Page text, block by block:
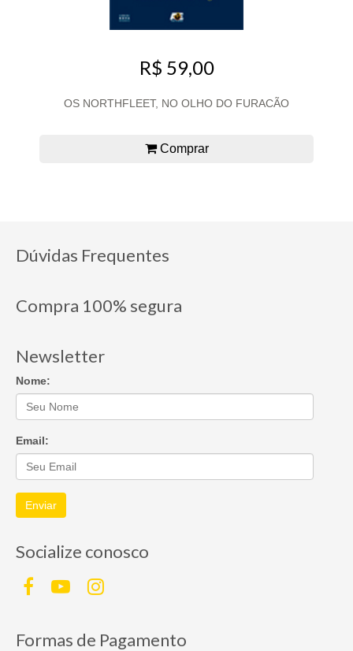
R$ 59,00
OS NORTHFLEET, NO OLHO DO FURACÃO
Comprar
Dúvidas Frequentes
Compra 100% segura
Newsletter
Nome:
Email:
Enviar
Socialize conosco
Formas de Pagamento